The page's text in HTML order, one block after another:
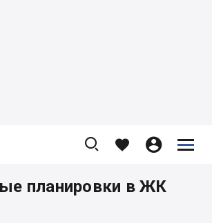
   


планировки в ЖК